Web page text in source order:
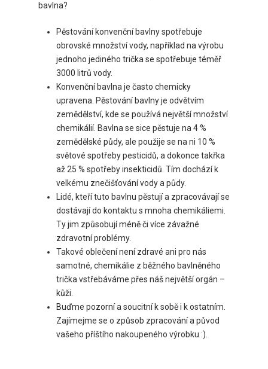
bavlna?
Pěstování konvenční bavlny spotřebuje
obrovské množství vody, například na výrobu
jednoho jediného trička se spotřebuje téměř
3000 litrů vody.
Konvenční bavlna je často chemicky
upravena. Pěstování bavlny je odvětvím
zemědělství, kde se používá největší množství
chemikálií. Bavlna se sice pěstuje na 4 %
zemědělské půdy, ale použije se na ni 10 %
světové spotřeby pesticidů, a dokonce takřka
až 25 % spotřeby insekticidů. Tím dochází k
velkému znečišťování vody a půdy.
Lidé, kteří tuto bavlnu pěstují a zpracovávají se
dostávají do kontaktu s mnoha chemikáliemi.
Ty jim způsobují méně či více závažné
zdravotní problémy.
Takové oblečení není zdravé ani pro nás
samotné, chemikálie z běžného bavlněného
trička vstřebáváme přes náš největší orgán –
kůži.
Buďme pozorní a soucitní k sobě i k ostatním.
Zajímejme se o způsob zpracování a původ
vašeho příštího nakoupeného výrobku :).